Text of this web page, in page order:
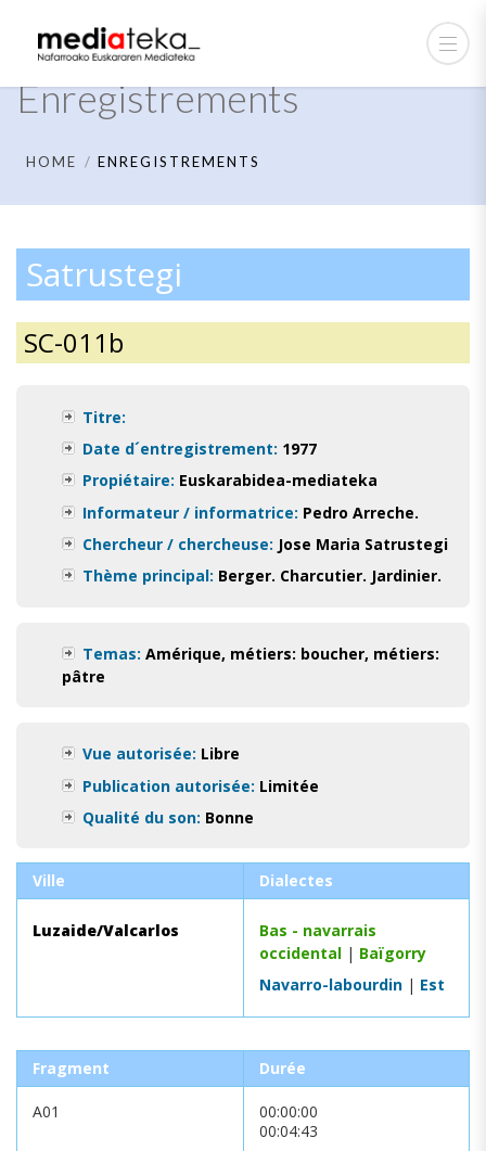
Enregistrements
HOME ENREGISTREMENTS
Satrustegi
SC-011b
Titre:
Date d´entregistrement: 1977
Propiétaire: Euskarabidea-mediateka
Informateur / informatrice: Pedro Arreche.
Chercheur / chercheuse: Jose Maria Satrustegi
Thème principal: Berger. Charcutier. Jardinier.
Temas: Amérique, métiers: boucher, métiers:
pâtre
Vue autorisée: Libre
Publication autorisée: Limitée
Qualité du son: Bonne
Ville Dialectes
Luzaide/Valcarlos
Bas - navarrais
occidental | Baïgorry
Navarro-labourdin | Est
Fragment Durée
A01
00:00:00
00:04:43